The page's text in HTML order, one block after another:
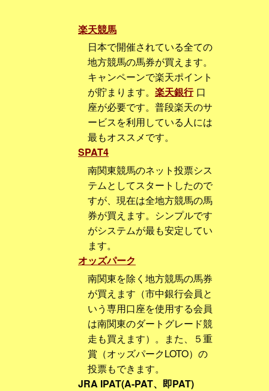
楽天競馬
日本で開催されている全ての
地方競馬の馬券が買えます。
キャンペーンで楽天ポイント
が貯まります。 楽天銀行 口
座が必要です。普段楽天のサ
ービスを利用している人には
最もオススメです。
SPAT4
南関東競馬のネット投票シス
テムとしてスタートしたので
すが、現在は全地方競馬の馬
券が買えます。シンプルです
がシステムが最も安定してい
ます。
オッズパーク
南関東を除く地方競馬の馬券
が買えます（市中銀行会員と
いう専用口座を使用する会員
は南関東のダートグレード競
走も買えます）。また、５重
賞（オッズパークLOTO）の
投票もできます。
JRA IPAT(A-PAT、即PAT)